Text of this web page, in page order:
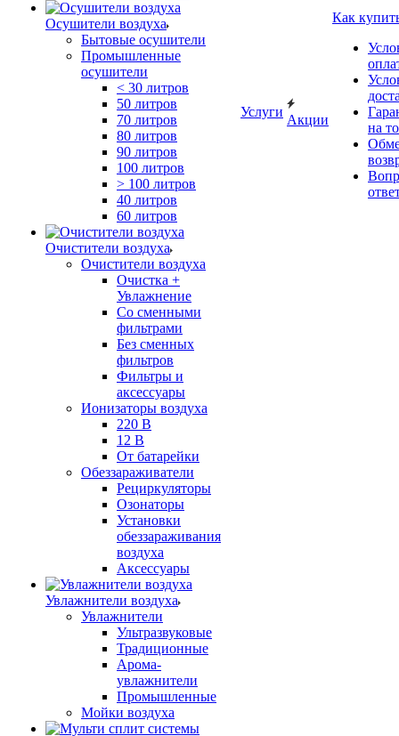
Осушители воздуха
Бытовые осушители
Промышленные
осушители
< 30 литров
50 литров
70 литров
80 литров
90 литров
100 литров
> 100 литров
40 литров
60 литров
Очистители воздуха
Очистители воздуха
Очистка +
Увлажнение
Cо сменными
фильтрами
Без сменных
фильтров
Фильтры и
аксессуары
Ионизаторы воздуха
220 В
12 В
От батарейки
Обеззараживатели
Рециркуляторы
Озонаторы
Установки
обеззараживания
воздуха
Аксессуары
Увлажнители воздуха
Увлажнители
Ультразвуковые
Традиционные
Арома-
увлажнители
Промышленные
Мойки воздуха
Услуги
Акции
Как
на